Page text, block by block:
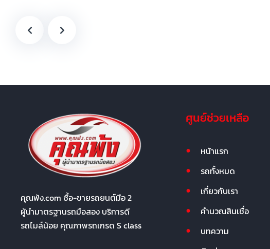
คุณพ้ง.com ซื้อ-ขายรถยนต์มือ 2
ผู้นำมาตรฐานรถมือสอง บริการดี
รถไมล์น้อย คุณภาพรถเกรด S class
ศูนย์ช่วยเหลือ
หน้าแรก
รถทั้งหมด
เกี่ยวกับเรา
คำนวณสินเชื่อ
บทความ